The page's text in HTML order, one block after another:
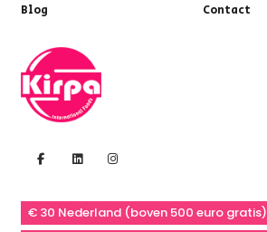
Blog
Contact
€ 30 Nederland (boven 500 euro gratis)